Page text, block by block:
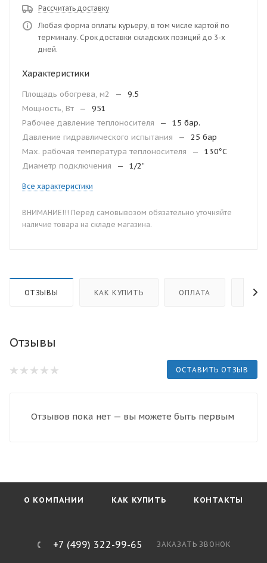
Рассчитать доставку
Любая форма оплаты курьеру, в том числе картой по
терминалу. Срок доставки складских позиций до 3-х
дней.
Характеристики
Площадь обогрева, м2 —
9.5
Мощность, Вт
—
951
Рабочее давление теплоносителя
—
15 бар.
Давление гидравлического испытания
—
25 бар
Мax. рабочая температура теплоносителя
—
130°С
Диаметр подключения
— 1/2”
Все характеристики
ВНИМАНИЕ!!! Перед самовывозом обязательно уточняйте
наличие товара на складе магазина.
ОТЗЫВЫ КАК КУПИТЬ ОПЛАТА
Отзывы
ОСТАВИТЬ ОТЗЫВ
Отзывов пока нет — вы можете быть первым
О КОМПАНИИ КАК КУПИТЬ КОНТАКТЫ
+7 (499) 322-99-65 ЗАКАЗАТЬ ЗВОНОК